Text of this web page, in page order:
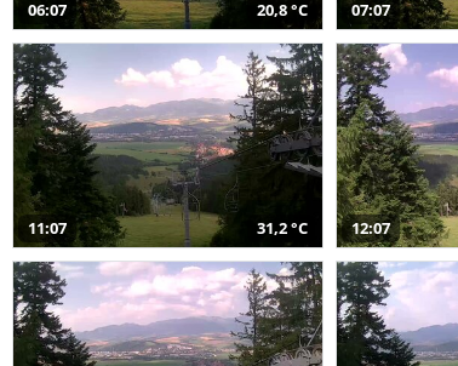
06:07 20,8 °C 07:07
11:07 31,2 °C 12:07